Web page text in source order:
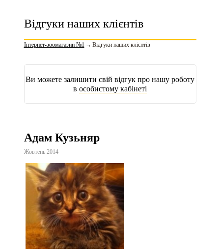
Відгуки наших клієнтів
Інтернет-зоомагазин №1 → Відгуки наших клієнтів
Ви можете залишити свій відгук про нашу роботу
в особистому кабінеті
Адам Кузьняр
Жовтень 2014